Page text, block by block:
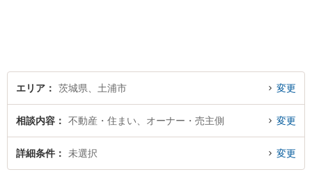
エリア 茨城県、土浦市 変更
相談内容 不動産・住まい、オーナー・売主側 変更
詳細条件 未選択 変更